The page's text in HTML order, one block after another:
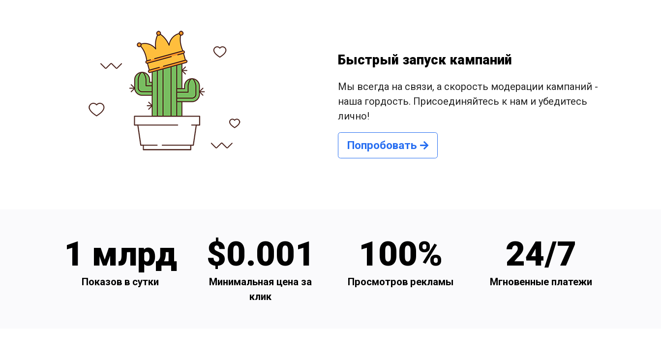
Быстрый запуск кампаний
Мы всегда на связи, а скорость модерации кампаний -
наша гордость. Присоединяйтесь к нам и убедитесь
лично!
Попробовать
1 млрд
Показов в сутки
$0.001
Минимальная цена за
клик
100%
Просмотров рекламы
24/7
Мгновенные платежи